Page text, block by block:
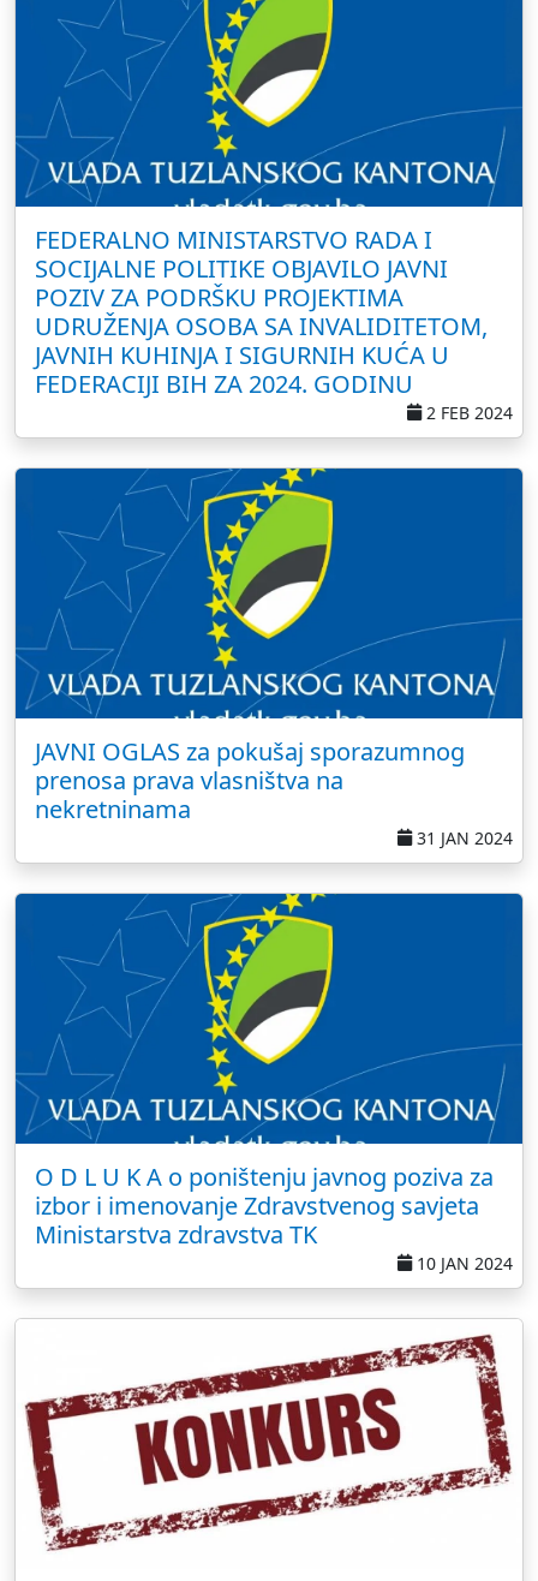
FEDERALNO MINISTARSTVO RADA I
SOCIJALNE POLITIKE OBJAVILO JAVNI
POZIV ZA PODRŠKU PROJEKTIMA
UDRUŽENJA OSOBA SA INVALIDITETOM,
JAVNIH KUHINJA I SIGURNIH KUĆA U
FEDERACIJI BIH ZA 2024. GODINU
2 FEB 2024
JAVNI OGLAS za pokušaj sporazumnog
prenosa prava vlasništva na
nekretninama
31 JAN 2024
O D L U K A o poništenju javnog poziva za
izbor i imenovanje Zdravstvenog savjeta
Ministarstva zdravstva TK
10 JAN 2024